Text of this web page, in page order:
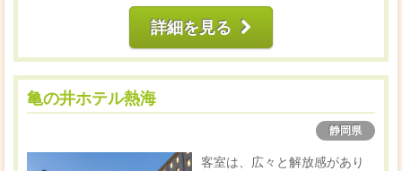
詳細を見る
亀の井ホテル熱海
静岡県
客室は、広々と解放感があり